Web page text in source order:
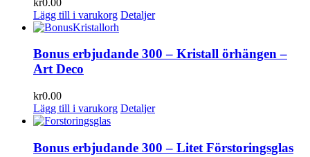
Lägg till i varukorg Detaljer
Bonus erbjudande 300 – Kristall örhängen –
Art Deco
kr0.00
Lägg till i varukorg Detaljer
Bonus erbjudande 300 – Litet Förstoringsglas